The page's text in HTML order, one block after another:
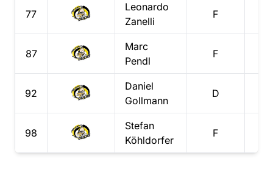
77
Leonardo
Zanelli
F
87
Marc
Pendl
F
92
Daniel
Gollmann
D
98
Stefan
Köhldorfer
F